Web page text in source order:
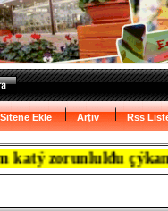
Sitene Ekle Arţiv Rss